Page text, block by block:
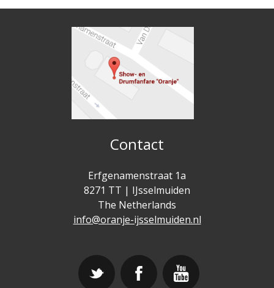
Contact
Erfgenamenstraat 1a
8271 TT | IJsselmuiden
The Netherlands
info@oranje-ijsselmuiden.nl